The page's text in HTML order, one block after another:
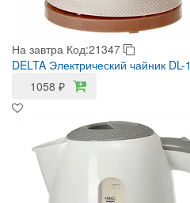
На завтра Код:21347
DELTA Электрический чайник
1058 ₽